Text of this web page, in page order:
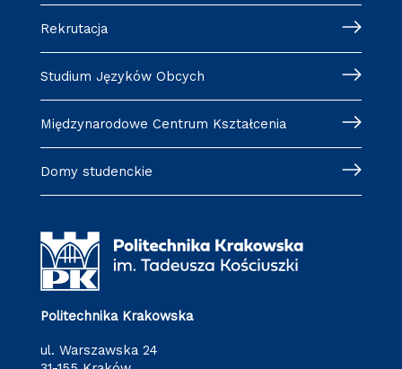
Rekrutacja
Studium Języków Obcych
Międzynarodowe Centrum Kształcenia
Domy studenckie
Politechnika Krakowska
ul. Warszawska 24